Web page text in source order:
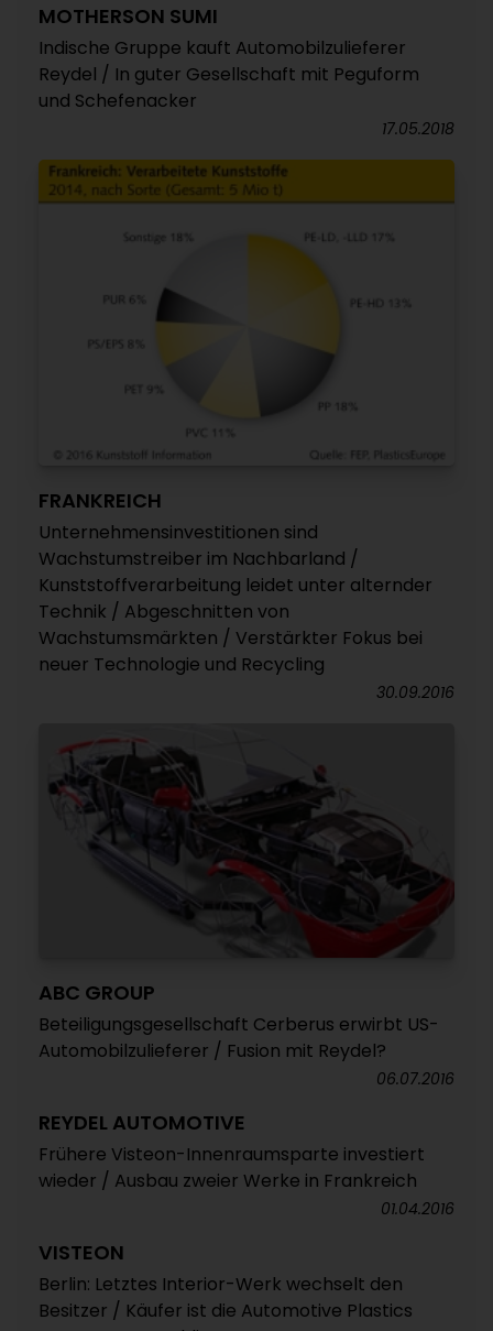
MOTHERSON SUMI
Indische Gruppe kauft Automobilzulieferer
Reydel / In guter Gesellschaft mit Peguform
und Schefenacker
17.05.2018
FRANKREICH
Unternehmensinvestitionen sind
Wachstumstreiber im Nachbarland /
Kunststoffverarbeitung leidet unter alternder
Technik / Abgeschnitten von
Wachstumsmärkten / Verstärkter Fokus bei
neuer Technologie und Recycling
30.09.2016
ABC GROUP
Beteiligungsgesellschaft Cerberus erwirbt US-
Automobilzulieferer / Fusion mit Reydel?
06.07.2016
REYDEL AUTOMOTIVE
Frühere Visteon-Innenraumsparte investiert
wieder / Ausbau zweier Werke in Frankreich
01.04.2016
VISTEON
Berlin: Letztes Interior-Werk wechselt den
Besitzer / Käufer ist die Automotive Plastics